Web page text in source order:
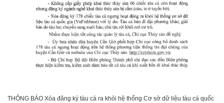
THÔNG BÁO Xóa đăng ký tàu cá ra khỏi hệ thống Cơ sở dữ liệu tàu cá quốc